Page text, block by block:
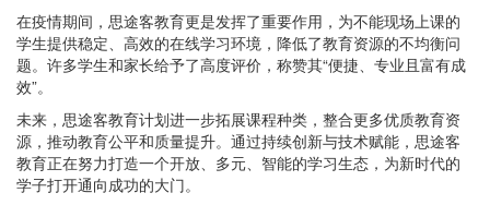
在疫情期间，思途客教育更是发挥了重要作用，为不能现场上课的
学生提供稳定、高效的在线学习环境，降低了教育资源的不均衡问
题。许多学生和家长给予了高度评价，称赞其“便捷、专业且富有成
效”。
未来，思途客教育计划进一步拓展课程种类，整合更多优质教育资
源，推动教育公平和质量提升。通过持续创新与技术赋能，思途客
教育正在努力打造一个开放、多元、智能的学习生态，为新时代的
学子打开通向成功的大门。